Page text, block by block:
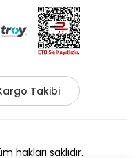
Takibi
hakları saklıdır.